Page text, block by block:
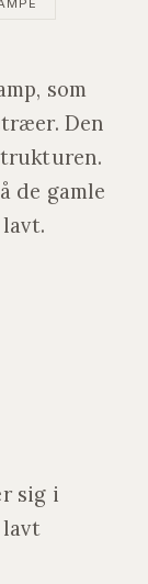
som
Den
de gamle
sig i
lavt